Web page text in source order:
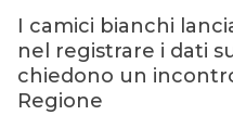
I camici bianchi
nel registrare i dati
chiedono un
Regione